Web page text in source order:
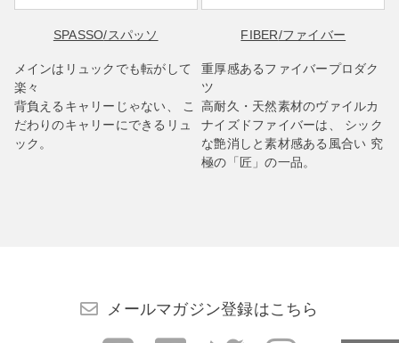
SPASSO/スパッソ
メインはリュックでも転がして
楽々
背負えるキャリーじゃない、 こ
だわりのキャリーにできるリュ
ック。
FIBER/ファイバー
重厚感あるファイバープロダク
ツ
高耐久・天然素材のヴァイルカ
ナイズドファイバーは、 シック
な艶消しと素材感ある風合い 究
極の「匠」の一品。
メールマガジン登録はこちら